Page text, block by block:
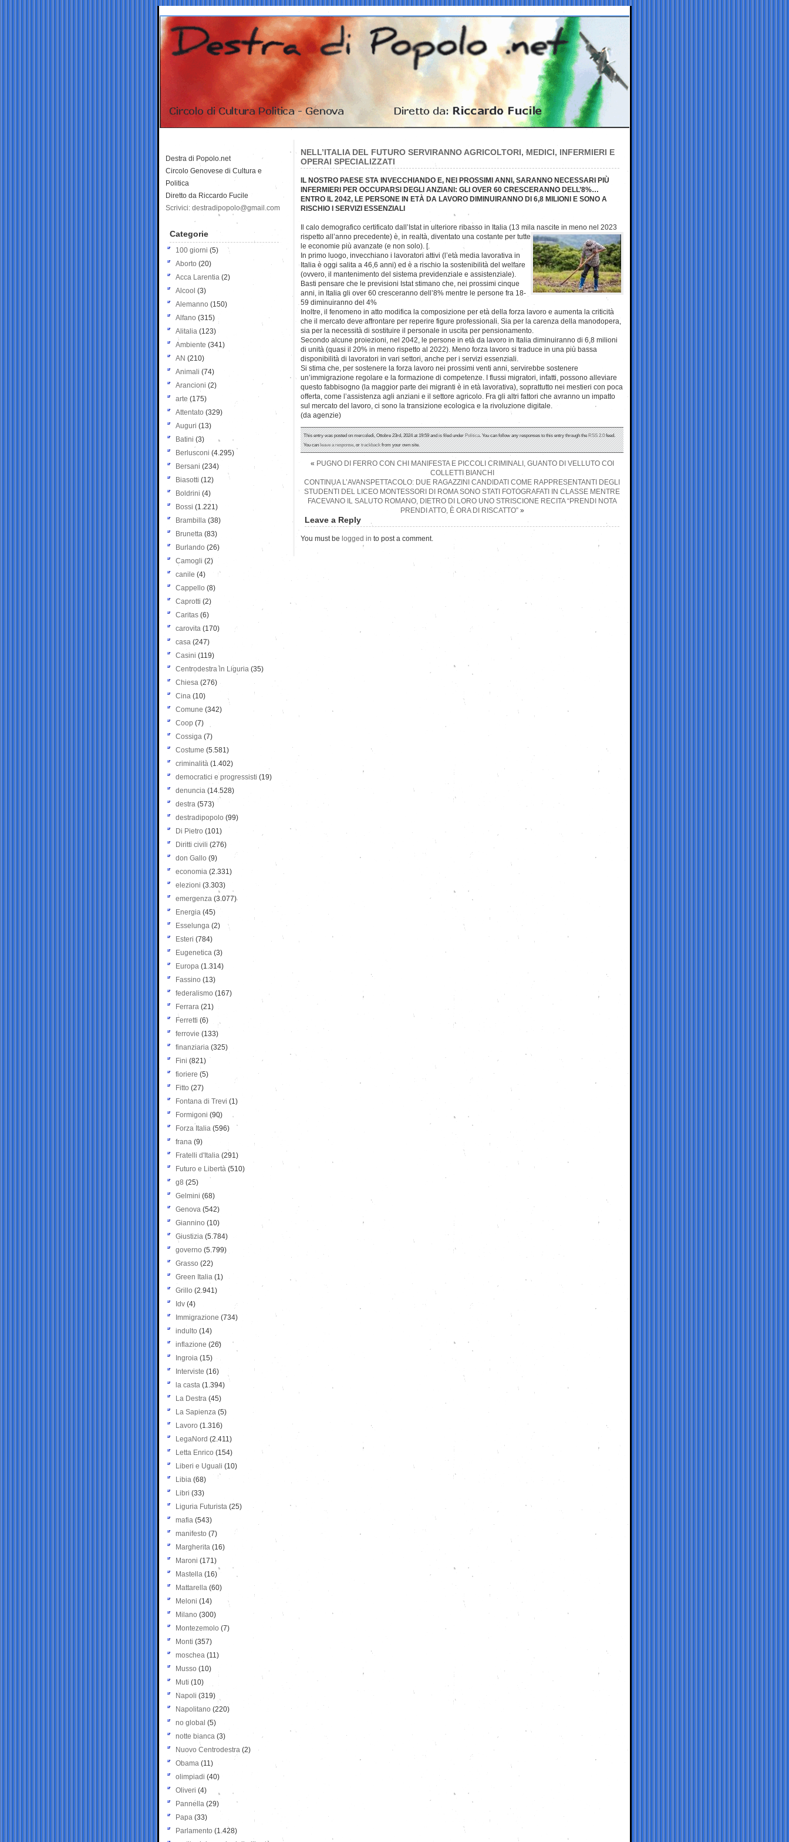
NELL’ITALIA DEL FUTURO SERVIRANNO AGRICOLTORI, MEDICI, INFERMIERI E
OPERAI SPECIALIZZATI
IL NOSTRO PAESE STA INVECCHIANDO E, NEI PROSSIMI ANNI, SARANNO NECESSARI PIÙ
INFERMIERI PER OCCUPARSI DEGLI ANZIANI: GLI OVER 60 CRESCERANNO DELL’8%…
ENTRO IL 2042, LE PERSONE IN ETÀ DA LAVORO DIMINUIRANNO DI 6,8 MILIONI E SONO A
RISCHIO I SERVIZI ESSENZIALI
Il calo demografico certificato dall’Istat in ulteriore ribasso in Italia (13 mila nascite in meno nel 2023
rispetto all’anno precedente) è, in realtà, diventato una costante per tutte
le economie più avanzate (e non solo). [.
In primo luogo, invecchiano i lavoratori attivi (l’età media lavorativa in
Italia è oggi salita a 46,6 anni) ed è a rischio la sostenibilità del welfare
(ovvero, il mantenimento del sistema previdenziale e assistenziale).
Basti pensare che le previsioni Istat stimano che, nei prossimi cinque
anni, in Italia gli over 60 cresceranno dell’8% mentre le persone fra 18-
59 diminuiranno del 4%
Inoltre, il fenomeno in atto modifica la composizione per età della forza lavoro e aumenta la criticità
che il mercato deve affrontare per reperire figure professionali. Sia per la carenza della manodopera,
sia per la necessità di sostituire il personale in uscita per pensionamento.
Secondo alcune proiezioni, nel 2042, le persone in età da lavoro in Italia diminuiranno di 6,8 milioni
di unità (quasi il 20% in meno rispetto al 2022). Meno forza lavoro si traduce in una più bassa
disponibilità di lavoratori in vari settori, anche per i servizi essenziali.
Si stima che, per sostenere la forza lavoro nei prossimi venti anni, servirebbe sostenere
un’immigrazione regolare e la formazione di competenze. I flussi migratori, infatti, possono alleviare
questo fabbisogno (la maggior parte dei migranti è in età lavorativa), soprattutto nei mestieri con poca
offerta, come l’assistenza agli anziani e il settore agricolo. Fra gli altri fattori che avranno un impatto
sul mercato del lavoro, ci sono la transizione ecologica e la rivoluzione digitale.
(da agenzie)
This entry was posted on mercoledì, Ottobre 23rd, 2024 at 19:59 and is filed underPolitica. You can follow any responses to this entry through theRSS 2.0feed.
You canleave a response, ortrackbackfrom your own site.
« PUGNO DI FERRO CON CHI MANIFESTA E PICCOLI CRIMINALI, GUANTO DI VELLUTO COI
COLLETTI BIANCHI
CONTINUA L’AVANSPETTACOLO: DUE RAGAZZINI CANDIDATI COME RAPPRESENTANTI DEGLI
STUDENTI DEL LICEO MONTESSORI DI ROMA SONO STATI FOTOGRAFATI IN CLASSE MENTRE
FACEVANO IL SALUTO ROMANO, DIETRO DI LORO UNO STRISCIONE RECITA “PRENDI NOTA
PRENDI ATTO, È ORA DI RISCATTO”»
Leave a Reply
You must be logged in to post a comment.
Destra di Popolo.net
Circolo Genovese di Cultura e
Politica
Diretto da Riccardo Fucile
Scrivici: destradipopolo@gmail.com
Categorie
100 giorni (5)
Aborto (20)
Acca Larentia (2)
Alcool (3)
Alemanno (150)
Alfano (315)
Alitalia (123)
Ambiente (341)
AN (210)
Animali (74)
Arancioni (2)
arte (175)
Attentato (329)
Auguri (13)
Batini (3)
Berlusconi (4.295)
Bersani (234)
Biasotti (12)
Boldrini (4)
Bossi (1.221)
Brambilla (38)
Brunetta (83)
Burlando (26)
Camogli (2)
canile (4)
Cappello (8)
Caprotti (2)
Caritas (6)
carovita (170)
casa (247)
Casini (119)
Centrodestra in Liguria (35)
Chiesa (276)
Cina (10)
Comune (342)
Coop (7)
Cossiga (7)
Costume (5.581)
criminalità (1.402)
democratici e progressisti (19)
denuncia (14.528)
destra (573)
destradipopolo (99)
Di Pietro (101)
Diritti civili (276)
don Gallo (9)
economia (2.331)
elezioni (3.303)
emergenza (3.077)
Energia (45)
Esselunga (2)
Esteri (784)
Eugenetica (3)
Europa (1.314)
Fassino (13)
federalismo (167)
Ferrara (21)
Ferretti (6)
ferrovie (133)
finanziaria (325)
Fini (821)
fioriere (5)
Fitto (27)
Fontana di Trevi (1)
Formigoni (90)
Forza Italia (596)
frana (9)
Fratelli d'Italia (291)
Futuro e Libertà (510)
g8 (25)
Gelmini (68)
Genova (542)
Giannino (10)
Giustizia (5.784)
governo (5.799)
Grasso (22)
Green Italia (1)
Grillo (2.941)
Idv (4)
Immigrazione (734)
indulto (14)
inflazione (26)
Ingroia (15)
Interviste (16)
la casta (1.394)
La Destra (45)
La Sapienza (5)
Lavoro (1.316)
LegaNord (2.411)
Letta Enrico (154)
Liberi e Uguali (10)
Libia (68)
Libri (33)
Liguria Futurista (25)
mafia (543)
manifesto (7)
Margherita (16)
Maroni (171)
Mastella (16)
Mattarella (60)
Meloni (14)
Milano (300)
Montezemolo (7)
Monti (357)
moschea (11)
Musso (10)
Muti (10)
Napoli (319)
Napolitano (220)
no global (5)
notte bianca (3)
Nuovo Centrodestra (2)
Obama (11)
olimpiadi (40)
Oliveri (4)
Pannella (29)
Papa (33)
Parlamento (1.428)